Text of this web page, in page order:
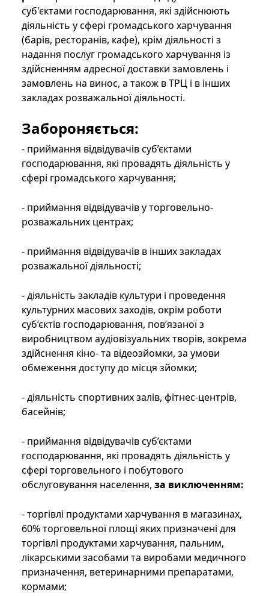
суб'єктами господарювання, які здійснюють
діяльність у сфері громадського харчування
(барів, ресторанів, кафе), крім діяльності з
надання послуг громадського харчування із
здійсненням адресної доставки замовлень і
замовлень на винос, а також в ТРЦ і в інших
закладах розважальної діяльності.
Забороняється:
- приймання відвідувачів суб’єктами
господарювання, які провадять діяльність у
сфері громадського харчування;
- приймання відвідувачів у торговельно-
розважальних центрах;
- приймання відвідувачів в інших закладах
розважальної діяльності;
- діяльність закладів культури і проведення
культурних масових заходів, окрім роботи
суб’єктів господарювання, пов’язаної з
виробництвом аудіовізуальних творів, зокрема
здійснення кіно- та відеозйомки, за умови
обмеження доступу до місця зйомки;
- діяльність спортивних залів, фітнес-центрів,
басейнів;
- приймання відвідувачів суб’єктами
господарювання, які провадять діяльність у
сфері торговельного і побутового
обслуговування населення, за виключенням:
- торгівлі продуктами харчування в магазинах,
60% торговельної площі яких призначені для
торгівлі продуктами харчування, пальним,
лікарськими засобами та виробами медичного
призначення, ветеринарними препаратами,
кормами;